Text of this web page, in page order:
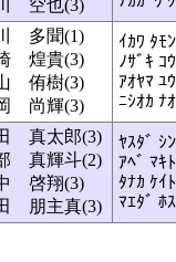
空也(3)
多聞(1)
煌貴(3)
侑樹(3)
尚輝(3)
ｲｶﾜ ﾀﾓﾝ
ﾉｻﾞｷ ｺ
ｱｵﾔﾏ ﾕ
ﾆｼｵｶ ﾅ
真太郎(3)
真輝斗(2)
啓翔(3)
朋主真(3)
ﾔｽﾀﾞ ｼ
ｱﾍﾞ ﾏｷﾄ
ﾀﾅｶ ｹｲﾄ
ﾏｴﾀﾞ ﾎ